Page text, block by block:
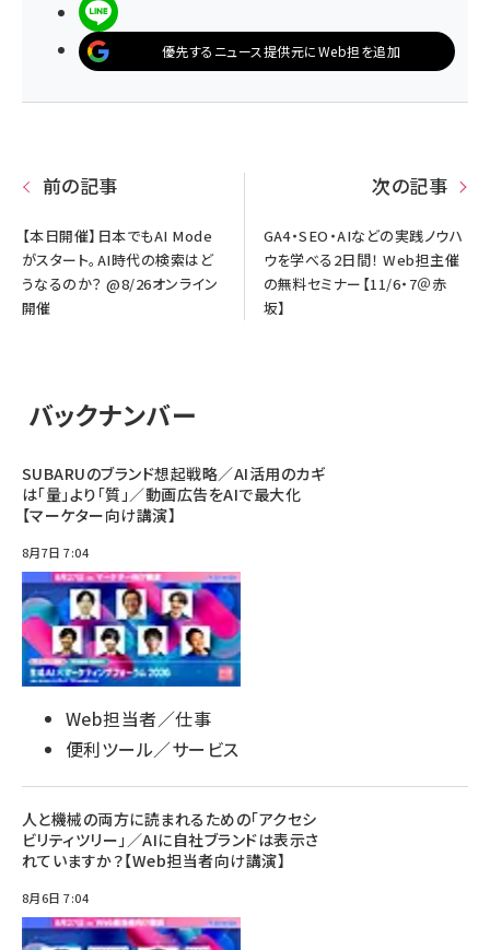
優先するニュース提供元にWeb担を追加
前の記事
【本日開催】日本でもAI Mode
がスタート。AI時代の検索はど
うなるのか？ @8/26オンライン
開催
次の記事
GA4・SEO・AIなどの実践ノウハ
ウを学べる2日間！ Web担主催
の無料セミナー【11/6・7＠赤
坂】
バックナンバー
SUBARUのブランド想起戦略／AI活用のカギ
は「量」より「質」／動画広告をAIで最大化
【マーケター向け講演】
8月7日 7:04
Web担当者／仕事
便利ツール／サービス
人と機械の両方に読まれるための「アクセシ
ビリティツリー」／AIに自社ブランドは表示さ
れていますか？【Web担当者向け講演】
8月6日 7:04